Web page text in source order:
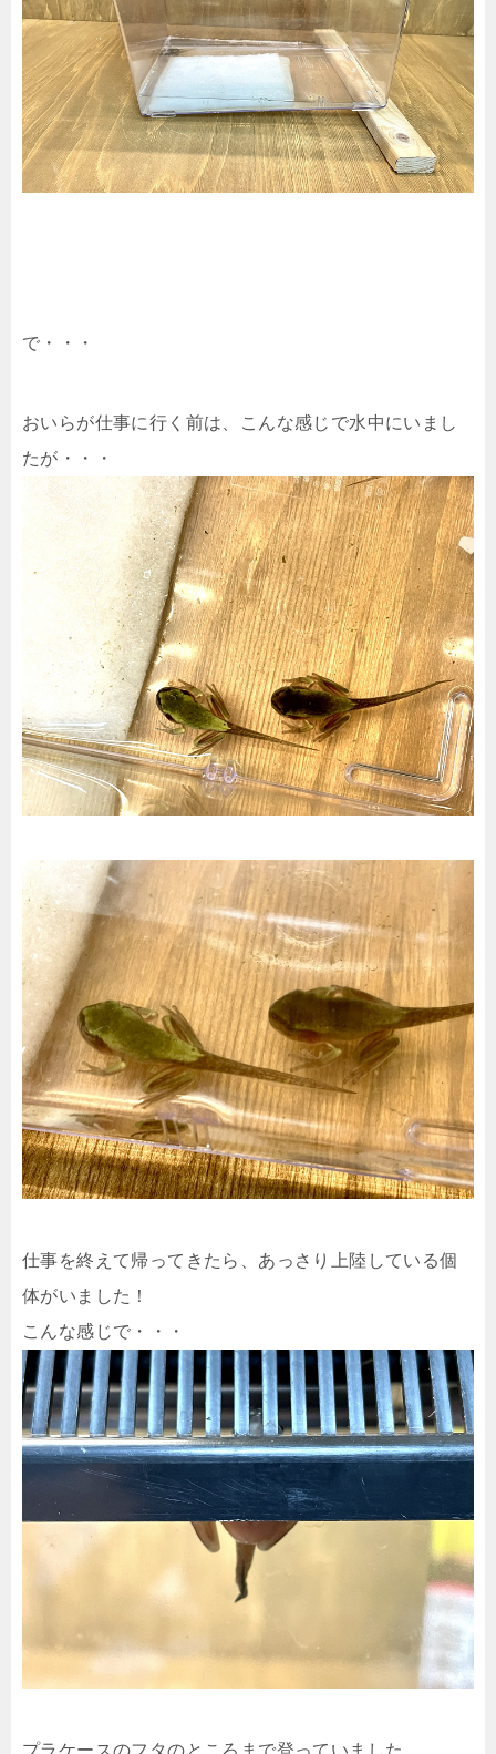
で・・・
おいらが仕事に行く前は、こんな感じで水中にいまし
たが・・・
仕事を終えて帰ってきたら、あっさり上陸している個
体がいました！
こんな感じで・・・
プラケースのフタのところまで登っていました。